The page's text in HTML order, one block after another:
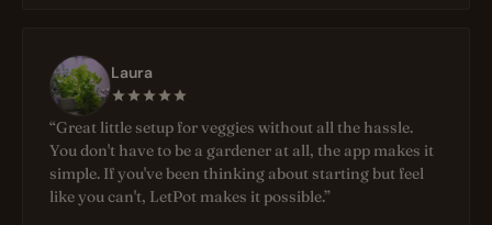
Laura
“Great little setup for veggies without all the hassle.
You don't have to be a gardener at all, the app makes it
simple. If you've been thinking about starting but feel
like you can't, LetPot makes it possible.”